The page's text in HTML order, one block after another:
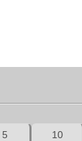
5 10